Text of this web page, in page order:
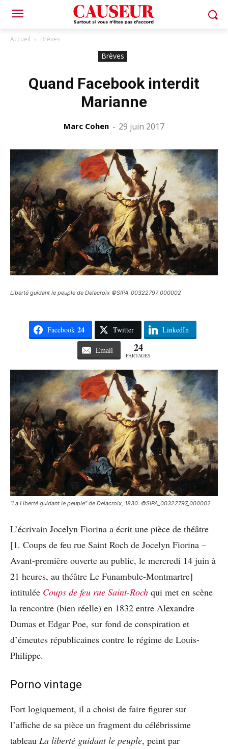
Accueil Brèves
Brèves
Quand Facebook interdit
Marianne
Marc Cohen - 29 juin 2017
Liberté guidant le peuple de Delacroix ©SIPA_00322797_000002
Facebook 24 Twitter LinkedIn
Email 24
PARTAGES
"La Liberté guidant le peuple" de Delacroix, 1830. ©SIPA_00322797_000002
L’écrivain Jocelyn Fiorina a écrit une pièce de théâtre
[1. Coups de feu rue Saint Roch de Jocelyn Fiorina –
Avant-première ouverte au public, le mercredi 14 juin à
21 heures, au théâtre Le Funambule-Montmartre]
intitulée Coups de feu rue Saint-Roch qui met en scène
la rencontre (bien réelle) en 1832 entre Alexandre
Dumas et Edgar Poe, sur fond de conspiration et
d’émeutes républicaines contre le régime de Louis-
Philippe.
Porno vintage
Fort logiquement, il a choisi de faire figurer sur
l’affiche de sa pièce un fragment du célébrissime
tableau La liberté guidant le peuple, peint par